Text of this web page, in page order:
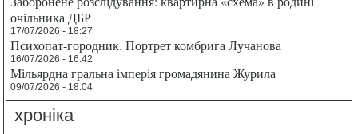
очільника ДБР
17/07/2026 - 18:27
Психопат-городник. Портрет комбрига Лучанова
16/07/2026 - 16:42
Мільярдна гральна імперія громадянина Журила
09/07/2026 - 18:04
хроніка